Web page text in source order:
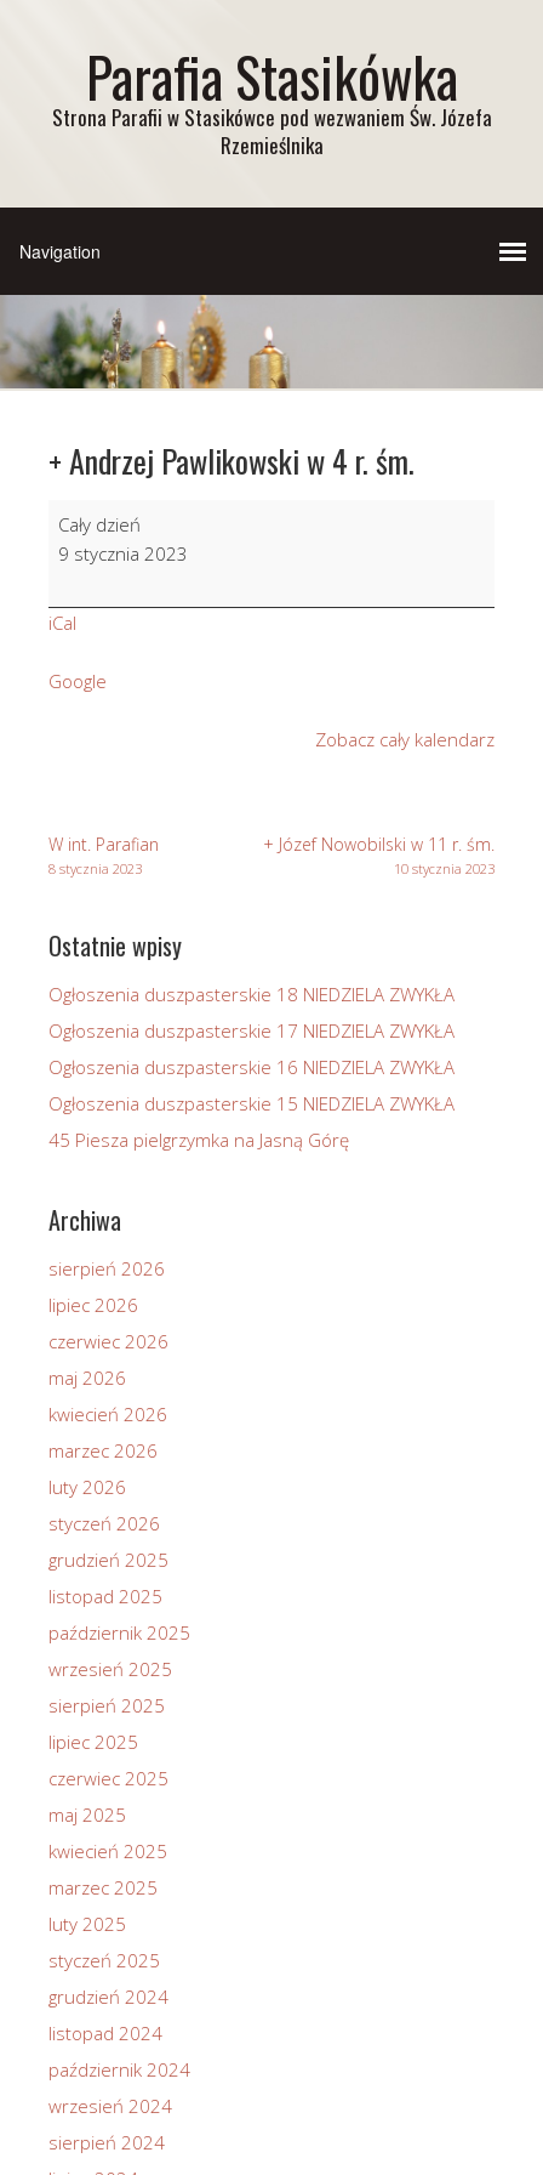
Parafia Stasikówka
Strona Parafii w Stasikówce pod wezwaniem Św. Józefa
Rzemieślnika
+ Andrzej Pawlikowski w 4 r. śm.
Andrzej
Pawlikowski
4
śm.
Cały dzień
9 stycznia 2023
iCal
Google
Zobacz cały kalendarz
W int. Parafian
8 stycznia 2023
+ Józef Nowobilski w 11 r. śm.
10 stycznia 2023
Ostatnie wpisy
Ogłoszenia duszpasterskie 18 NIEDZIELA ZWYKŁA
Ogłoszenia duszpasterskie 17 NIEDZIELA ZWYKŁA
Ogłoszenia duszpasterskie 16 NIEDZIELA ZWYKŁA
Ogłoszenia duszpasterskie 15 NIEDZIELA ZWYKŁA
45 Piesza pielgrzymka na Jasną Górę
Archiwa
sierpień 2026
lipiec 2026
czerwiec 2026
maj 2026
kwiecień 2026
marzec 2026
luty 2026
styczeń 2026
grudzień 2025
listopad 2025
październik 2025
wrzesień 2025
sierpień 2025
lipiec 2025
czerwiec 2025
maj 2025
kwiecień 2025
marzec 2025
luty 2025
styczeń 2025
grudzień 2024
listopad 2024
październik 2024
wrzesień 2024
sierpień 2024